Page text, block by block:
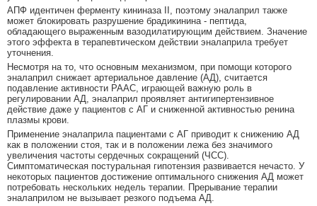
АПФ идентичен ферменту кининаза II, поэтому эналаприл также
может блокировать разрушение брадикинина - пептида,
обладающего выраженным вазодилатирующим действием. Значение
этого эффекта в терапевтическом действии эналаприла требует
уточнения.
Несмотря на то, что основным механизмом, при помощи которого
эналаприл снижает артериальное давление (АД), считается
подавление активности РААС, играющей важную роль в
регулировании АД, эналаприл проявляет антигипертензивное
действие даже у пациентов с АГ и сниженной активностью ренина
плазмы крови.
Применение эналаприла пациентами с АГ приводит к снижению АД
как в положении стоя, так и в положении лежа без значимого
увеличения частоты сердечных сокращений (ЧСС).
Симптоматическая постуральная гипотензия развивается нечасто. У
некоторых пациентов достижение оптимального снижения АД может
потребовать нескольких недель терапии. Прерывание терапии
эналаприлом не вызывает резкого подъема АД.